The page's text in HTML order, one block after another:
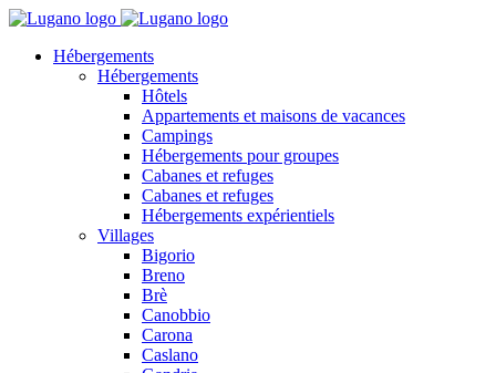
Hébergements
Hébergements
Hôtels
Appartements et maisons de vacances
Campings
Hébergements pour groupes
Cabanes et refuges
Cabanes et refuges
Hébergements expérientiels
Villages
Bigorio
Breno
Brè
Canobbio
Carona
Caslano